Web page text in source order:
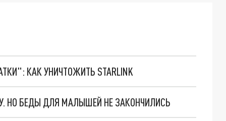
КАК УНИЧТОЖИТЬ STARLINK
НО БЕДЫ ДЛЯ МАЛЫШЕЙ НЕ ЗАКОНЧИЛИСЬ